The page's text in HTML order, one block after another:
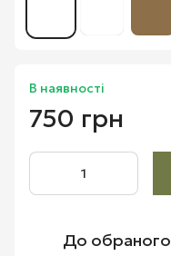
В наявності
750 грн
До обраного